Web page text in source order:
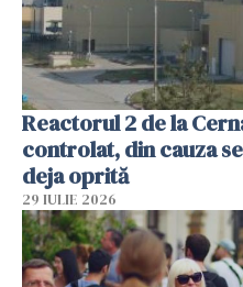
Reactorul 2 de la
controlat, din cauza
deja oprită
29 IULIE 2026